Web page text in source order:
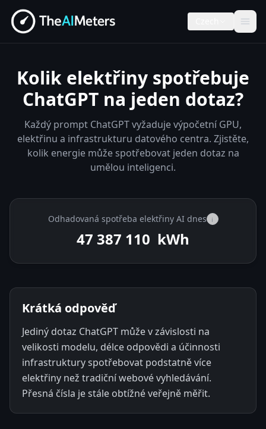
Kolik elektřiny spotřebuje
ChatGPT na jeden dotaz?
Každý prompt ChatGPT vyžaduje výpočetní GPU,
elektřinu a infrastrukturu datového centra. Zjistěte,
kolik energie může spotřebovat jeden dotaz na
umělou inteligenci.
Odhadovaná spotřeba elektřiny AI dnes i
47 387 587 kWh
Krátká odpověď
Jediný dotaz ChatGPT může v závislosti na
velikosti modelu, délce odpovědi a účinnosti
infrastruktury spotřebovat podstatně více
elektřiny než tradiční webové vyhledávání.
Přesná čísla je stále obtížné veřejně měřit.